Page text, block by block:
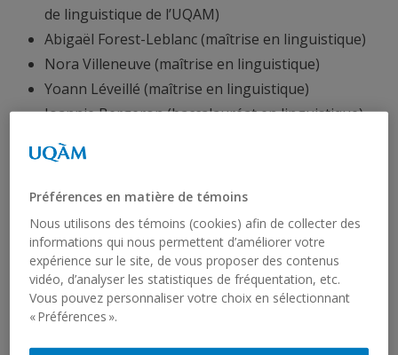
de linguistique de l’UQAM)
Abigaël Forest-Leblanc (maîtrise en linguistique)
Nora Villeneuve (maîtrise en linguistique)
Yoann Léveillé (maîtrise en linguistique)
Joannie Bergeron (baccalauréat en linguistique)
Emelie L’Hôte (baccalauréat en linguistique)
Helio Sarrazin-Desjardins (baccalauréat en
linguistique)
Jeanne St-Cyr (baccalauréat en linguistique)
Océane Gauthier (baccalauréat en linguistique)
Sylvie Bouchard (baccalauréat en linguistique)
Lily Chang (maîtrise en linguistique)
Préférences en matière de témoins
Nous utilisons des témoins (cookies) afin de collecter des
informations qui nous permettent d’améliorer votre
expérience sur le site, de vous proposer des contenus
vidéo, d’analyser les statistiques de fréquentation, etc.
Vous pouvez personnaliser votre choix en sélectionnant
« Préférences ».